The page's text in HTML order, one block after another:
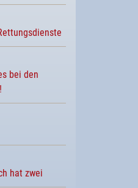
bei den
hat zwei